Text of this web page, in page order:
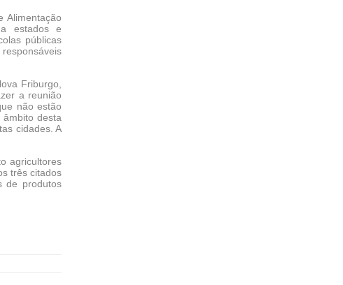
Alimentação
estados e
públicas
Friburgo,
a reunião
não estão
desta
cidades. A
agricultores
três citados
de produtos